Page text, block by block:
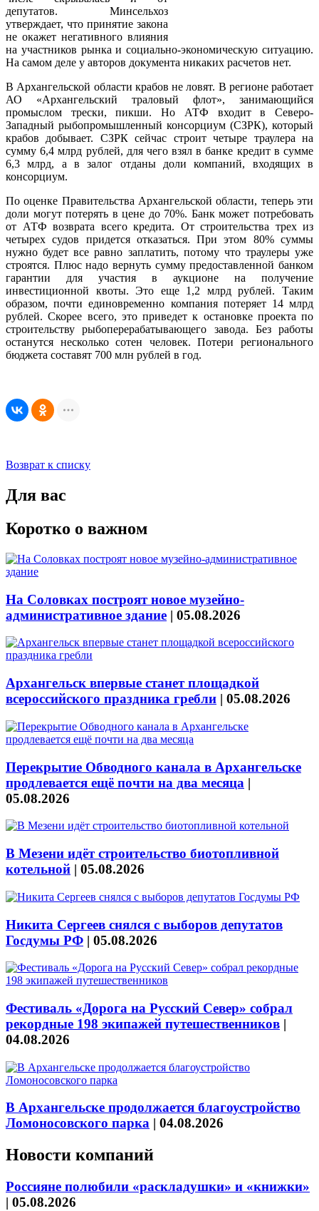
депутатов. Минсельхоз
утверждает, что принятие закона
не окажет негативного влияния
на участников рынка и социально-экономическую ситуацию.
На самом деле у авторов документа никаких расчетов нет.
В Архангельской области крабов не ловят. В регионе работает
АО «Архангельский траловый флот», занимающийся
промыслом трески, пикши. Но АТФ входит в Северо-
Западный рыбопромышленный консорциум (СЗРК), который
крабов добывает. СЗРК сейчас строит четыре траулера на
сумму 6,4 млрд рублей, для чего взял в банке кредит в сумме
6,3 млрд, а в залог отданы доли компаний, входящих в
консорциум.
По оценке Правительства Архангельской области, теперь эти
доли могут потерять в цене до 70%. Банк может потребовать
от АТФ возврата всего кредита. От строительства трех из
четырех судов придется отказаться. При этом 80% суммы
нужно будет все равно заплатить, потому что траулеры уже
строятся. Плюс надо вернуть сумму предоставленной банком
гарантии для участия в аукционе на получение
инвестиционной квоты. Это еще 1,2 млрд рублей. Таким
образом, почти единовременно компания потеряет 14 млрд
рублей. Скорее всего, это приведет к остановке проекта по
строительству рыбоперерабатывающего завода. Без работы
останутся несколько сотен человек. Потери регионального
бюджета составят 700 млн рублей в год.
Возврат к списку
Для вас
Коротко о важном
На Соловках построят новое музейно-
административное здание | 05.08.2026
Архангельск впервые станет площадкой
всероссийского праздника гребли | 05.08.2026
Перекрытие Обводного канала в Архангельске
продлевается ещё почти на два месяца |
05.08.2026
В Мезени идёт строительство биотопливной
котельной | 05.08.2026
Никита Сергеев снялся с выборов депутатов
Госдумы РФ | 05.08.2026
Фестиваль «Дорога на Русский Север» собрал
рекордные 198 экипажей путешественников |
04.08.2026
В Архангельске продолжается благоустройство
Ломоносовского парка | 04.08.2026
Новости компаний
Россияне полюбили «раскладушки» и «книжки»
| 05.08.2026